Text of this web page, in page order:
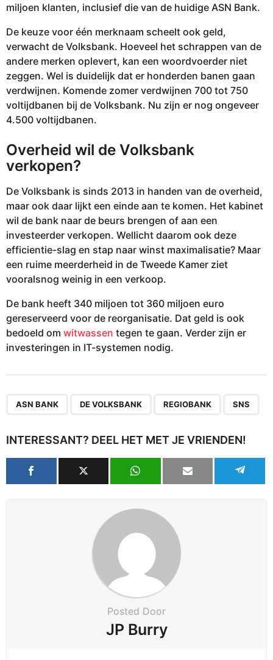
miljoen klanten, inclusief die van de huidige ASN Bank.
De keuze voor één merknaam scheelt ook geld,
verwacht de Volksbank. Hoeveel het schrappen van de
andere merken oplevert, kan een woordvoerder niet
zeggen. Wel is duidelijk dat er honderden banen gaan
verdwijnen. Komende zomer verdwijnen 700 tot 750
voltijdbanen bij de Volksbank. Nu zijn er nog ongeveer
4.500 voltijdbanen.
Overheid wil de Volksbank
verkopen?
De Volksbank is sinds 2013 in handen van de overheid,
maar ook daar lijkt een einde aan te komen. Het kabinet
wil de bank naar de beurs brengen of aan een
investeerder verkopen. Wellicht daarom ook deze
efficientie-slag en stap naar winst maximalisatie? Maar
een ruime meerderheid in de Tweede Kamer ziet
vooralsnog weinig in een verkoop.
De bank heeft 340 miljoen tot 360 miljoen euro
gereserveerd voor de reorganisatie. Dat geld is ook
bedoeld om witwassen tegen te gaan. Verder zijn er
investeringen in IT-systemen nodig.
ASN BANK DE VOLKSBANK REGIOBANK SNS
INTERESSANT? DEEL HET MET JE VRIENDEN!
Posted Door
JP Burry